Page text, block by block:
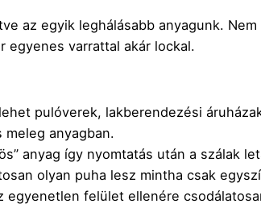
az egyik leghálásabb anyagunk.
egyenes varrattal akár lockal.
pulóverek, lakberendezési
meleg anyagban.
anyag így nyomtatás után a szálak
olyan puha lesz mintha csak
egyenetlen felület ellenére